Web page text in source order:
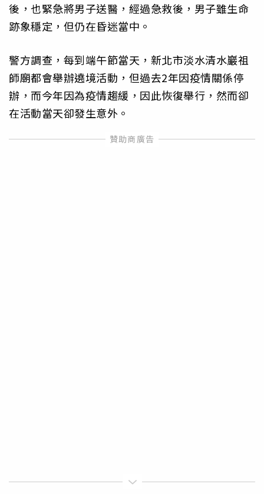
後，也緊急將男子送醫，經過急救後，男子雖生命
跡象穩定，但仍在昏迷當中。
警方調查，每到端午節當天，新北市淡水清水巖祖
師廟都會舉辦遶境活動，但過去2年因疫情關係停
辦，而今年因為疫情趨緩，因此恢復舉行，然而卻
在活動當天卻發生意外。